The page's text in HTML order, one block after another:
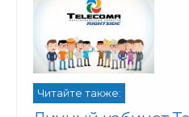
Читайте также: